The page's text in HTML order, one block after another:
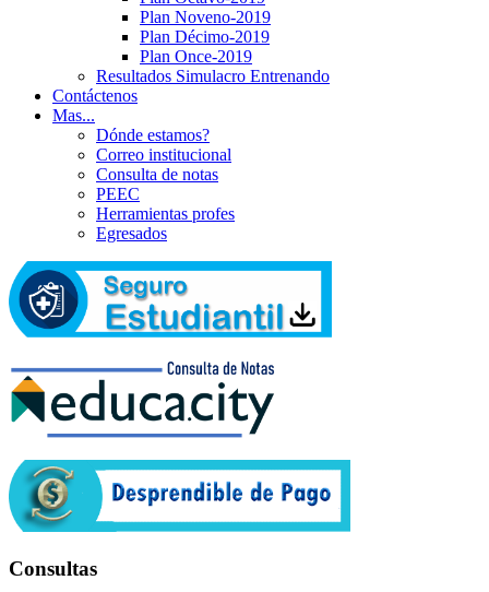
Plan Noveno-2019
Plan Décimo-2019
Plan Once-2019
Resultados Simulacro Entrenando
Contáctenos
Mas...
Dónde estamos?
Correo institucional
Consulta de notas
PEEC
Herramientas profes
Egresados
Consultas